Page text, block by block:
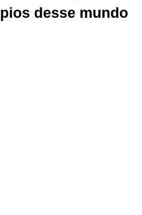
desse mundo